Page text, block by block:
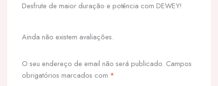
Desfrute de maior duração e potência com DEWEY!
Ainda não existem avaliações.
O seu endereço de email não será publicado. Campos
obrigatórios marcados com *